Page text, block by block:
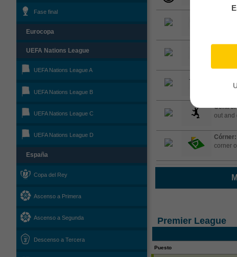
Fase final
Eurocopa
UEFA Nations League
UEFA Nations League A
UEFA Nations League B
UEFA Nations League C
UEFA Nations League D
España
Copa del Rey
Ascenso a Primera
Ascenso a Segunda
Descenso a Tercera
a shot
Tarjeta:
suerte
Centro:
out and
Córner:
corner
Premier League
Puesto